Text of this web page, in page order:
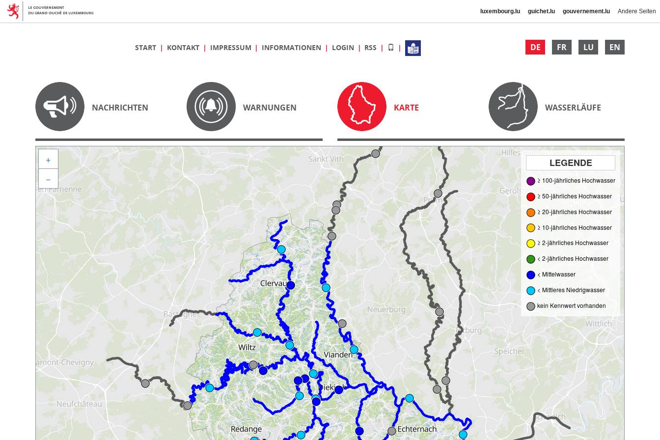
luxembourg.lu guichet.lu gouvernement.lu Andere Seiten
DE FR LU EN
START KONTAKT IMPRESSUM INFORMATIONEN LOGIN RSS
NACHRICHTEN WARNUNGEN KARTE WASSERLÄUFE
LEGENDE
≥ 100-jährliches Hochwasser
≥ 50-jährliches Hochwasser
≥ 20-jährliches Hochwasser
≥ 10-jährliches Hochwasser
≥ 2-jährliches Hochwasser
< 2-jährliches Hochwasser
< Mittelwasser
< Mittleres Niedrigwasser
kein Kennwert vorhanden
+
−